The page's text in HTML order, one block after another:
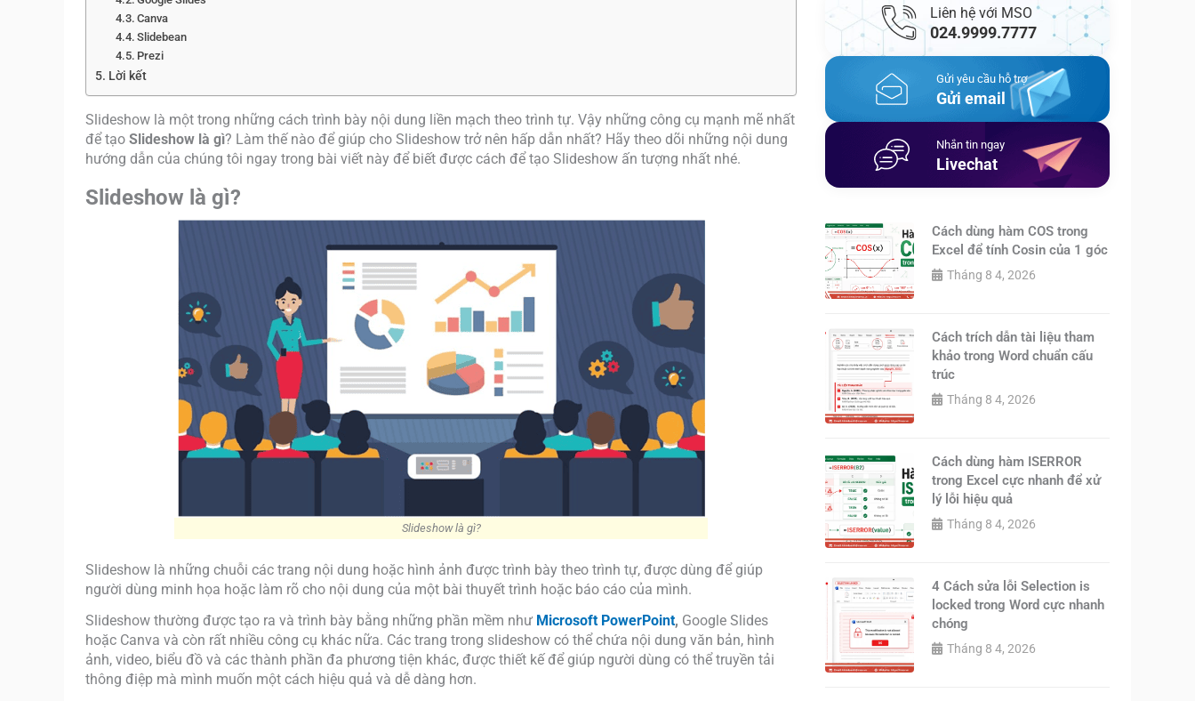
Canva
Slidebean
Prezi
Lời kết
Slideshow là một trong những cách trình bày nội dung liền mạch theo trình tự. Vậy những công cụ mạnh mẽ nhất
để tạo Slideshow là gì? Làm thế nào để giúp cho Slideshow trở nên hấp dẫn nhất? Hãy theo dõi những nội dung
hướng dẫn của chúng tôi ngay trong bài viết này để biết được cách để tạo Slideshow ấn tượng nhất nhé.
Slideshow là gì?
Slideshow là gì?
Slideshow là những chuỗi các trang nội dung hoặc hình ảnh được trình bày theo trình tự, được dùng để giúp
người dùng minh họa hoặc làm rõ cho nội dung của một bài thuyết trình hoặc báo cáo của mình.
Slideshow thường được tạo ra và trình bày bằng những phần mềm như Microsoft PowerPoint, Google Slides
hoặc Canva và còn rất nhiều công cụ khác nữa. Các trang trong slideshow có thể chứa nội dung văn bản, hình
ảnh, video, biểu đồ và các thành phần đa phương tiện khác, được thiết kế để giúp người dùng có thể truyền tải
thông điệp mà mình muốn một cách hiệu quả và dễ dàng hơn.
Liên hệ với MSO
024.9999.7777
Gửi yêu cầu hỗ trợ
Gửi email
Nhắn tin ngay
Livechat
Cách dùng hàm COS trong
Excel để tính Cosin của 1 góc
Tháng 8 4, 2026
Cách trích dẫn tài liệu tham
khảo trong Word chuẩn cấu
trúc
Tháng 8 4, 2026
Cách dùng hàm ISERROR
trong Excel cực nhanh để xử
lý lỗi hiệu quả
Tháng 8 4, 2026
4 Cách sửa lỗi Selection is
locked trong Word cực nhanh
chóng
Tháng 8 4, 2026